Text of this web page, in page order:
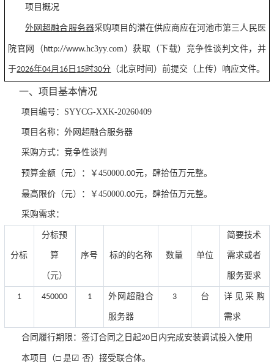
项目概况
外网超融合服务器采购项目的潜在供应商应在河池市第三人民医
院官网 （http://www.hc3yy.com）获取（下载）竞争性谈判文件，并
于2026年04月16日 15时30分 （北京时间）前提交（上传） 响应文件。
一、项目基本情况
项目编号： SYYCG-XXK-20260409
项目名称： 外网超融合服务器
采购方式：竞争性谈判
预算金额 （元） ： ￥ 450000.00元，肆拾伍万元整。
最高限价（元）： ￥ 450000.00元， 肆拾伍万元整。
采购需求：
分标
分标预
算
（元）
序号 标的的名称 数量 单位
简要技术
需求或者
服务要求
1 450000 1 外网超融合
服务器
3 台 详见采购
需求
合同履行期限： 签订合同之日起20日内完成安装调试投入使用
本项目（□ 是☑ 否）接受联合体。